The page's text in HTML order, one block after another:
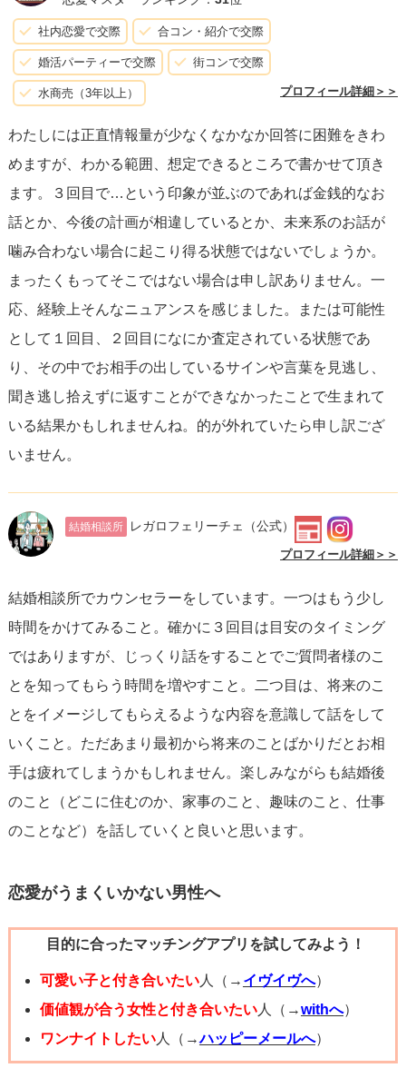
り、パートナーシップを想像しやすくなるでしょう。あな
たのビジョンを伝えることで、2人が同じ方向を見ている
か、価値観が一致しているかを確認する良い機会になるか
もしれません。
自分自身の価値を理解し、それを自然な形で示すことがで
きれば、真にあなたにふさわしいパートナーと出会う可能
性が高まっていくと信じています。前向きに進んでいきま
しょう。
社内恋愛で交際 合コン・紹介で交際
婚活パーティーで交際 街コンで交際
水商売（3年以上） プロフィール詳細＞＞
わたしには正直情報量が少なくなかなか回答に困難をきわ
めますが、わかる範囲、想定できるところで書かせて頂き
ます。３回目で…という印象が並ぶのであれば金銭的なお
話とか、今後の計画が相違しているとか、未来系のお話が
噛み合わない場合に起こり得る状態ではないでしょうか。
まったくもってそこではない場合は申し訳ありません。一
応、経験上そんなニュアンスを感じました。または可能性
として１回目、２回目になにか査定されている状態であ
り、その中でお相手の出しているサインや言葉を見逃し、
聞き逃し拾えずに返すことができなかったことで生まれて
いる結果かもしれませんね。的が外れていたら申し訳ござ
いません。
結婚相談所 レガロフェリーチェ （公式）
プロフィール詳細＞＞
結婚相談所でカウンセラーをしています。一つはもう少し
時間をかけてみること。確かに３回目は目安のタイミング
ではありますが、じっくり話をすることでご質問者様のこ
とを知ってもらう時間を増やすこと。二つ目は、将来のこ
とをイメージしてもらえるような内容を意識して話をして
いくこと。ただあまり最初から将来のことばかりだとお相
手は疲れてしまうかもしれません。楽しみながらも結婚後
のこと（どこに住むのか、家事のこと、趣味のこと、仕事
のことなど）を話していくと良いと思います。
恋愛がうまくいかない男性へ
目的に合ったマッチングアプリを試してみよう！
可愛い子と付き合いたい人（→ イヴイヴへ）
価値観が合う女性と付き合いたい人（→withへ）
ワンナイトしたい人（→ハッピーメールへ）